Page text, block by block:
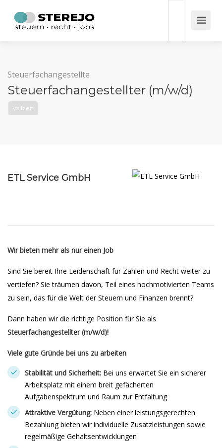
Steuerfachangestellte
Steuerfachangestellter (m/w/d)
Vollzeit
ETL Service GmbH
Wir bieten mehr als nur einen Job
Sind Sie bereit Ihre Leidenschaft für Zahlen und Recht weiter zu
vertiefen? Sie träumen davon, Teil eines hochmotivierten Teams
zu sein, das für die Welt der Steuern und Finanzen brennt?
Dann haben wir die richtige Position für Sie als
Steuerfachangestellter (m/w/d)!
Viele gute Gründe bei uns zu arbeiten
Stabilität und Sicherheit: Bei uns erwartet Sie ein sicherer
Arbeitsplatz mit einem breit gefächerten
Aufgabenspektrum und Raum zur Entfaltung
Attraktive Vergütung: Neben einer leistungsgerechten
Bezahlung bieten wir individuelle Zusatzleistungen sowie
regelmäßige Gehaltsentwicklungen